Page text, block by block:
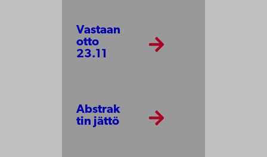
Vastaan
otto
23.11
Abstrak
tin jättö